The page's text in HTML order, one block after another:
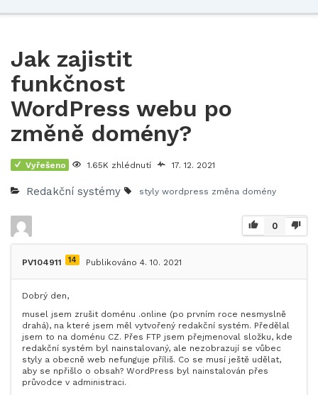
Jak zajistit
funkčnost
WordPress webu po
změně domény?
Vyřešeno 1.65K zhlédnutí 17. 12. 2021
Redakční systémy styly wordpress změna domény
0
PV104911 14 Publikováno 4. 10. 2021
Dobrý den,
musel jsem zrušit doménu .online (po prvním roce nesmyslně
drahá), na které jsem měl vytvořený redakční systém. Předělal
jsem to na doménu CZ. Přes FTP jsem přejmenoval složku, kde
redakční systém byl nainstalovaný, ale nezobrazují se vůbec
styly a obecně web nefunguje příliš. Co se musí ještě udělat,
aby se npřišlo o obsah? WordPress byl nainstalován přes
průvodce v administraci.